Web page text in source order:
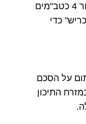
ממשלת לפיד-גנץ באמצעות שיגור 4 כטב"מים
כדי
על הסכם
התיכון